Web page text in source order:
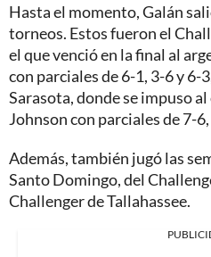
Hasta el momento, Galán
torneos. Estos fueron el
el que venció en la final al
con parciales de 6-1, 3-6 y 6-
Sarasota, donde se impuso
Johnson con parciales de 7-
Además, también jugó las
Santo Domingo, del
Challenger de Tallahassee.